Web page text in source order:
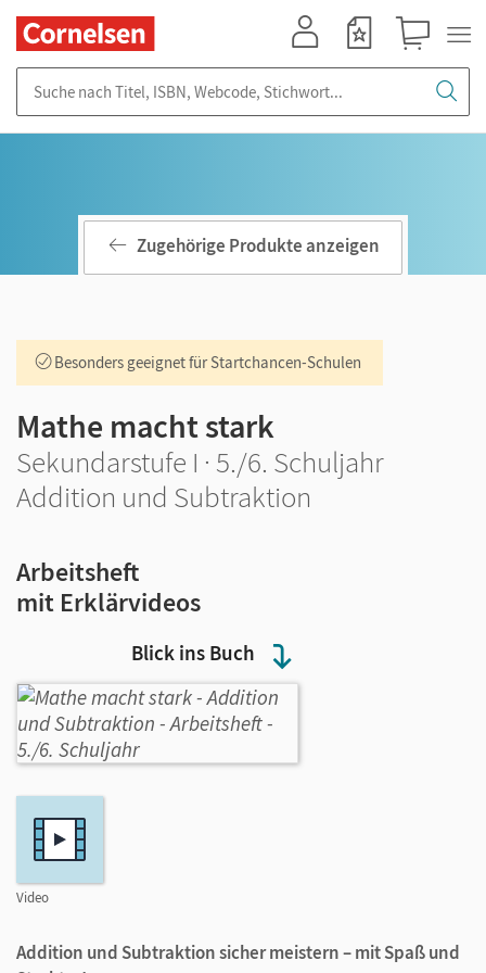
Blick ins Buch
Video
Zugehörige Produkte anzeigen
Besonders geeignet für Startchancen-Schulen
Mathe macht stark
Sekundarstufe I · 5./6. Schuljahr
Addition und Subtraktion
Arbeitsheft
mit Erklärvideos
Addition und Subtraktion sicher meistern – mit Spaß und